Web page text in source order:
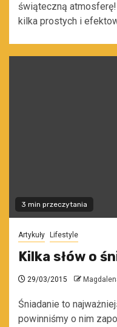
świąteczną atmosferę!
kilka prostych i
3 min przeczytania
Artykuły Lifestyle
Kilka słów o
29/03/2015
Śniadanie to
powinniśmy o nim